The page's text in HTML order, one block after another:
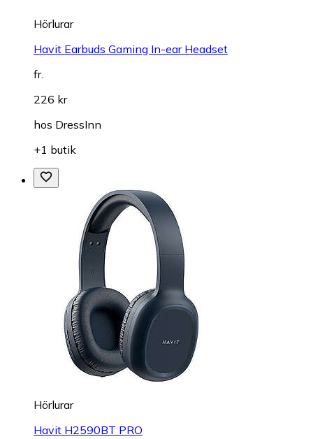
Hörlurar
Havit Earbuds Gaming In-ear Headset
fr.
226 kr
hos DressInn
+1 butik
Hörlurar
Havit H2590BT PRO